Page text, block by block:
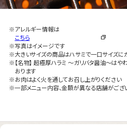
アレルギー情報は
こちら
写真はイメージです
大きいサイズの商品はハサミで一口サイズに
【名物】 超極厚ハラミ ～ガリバタ醤油～は
おります
お肉はよく火を通してお召し上がりください
一部メニュー内容、金額が異なる店舗がござ